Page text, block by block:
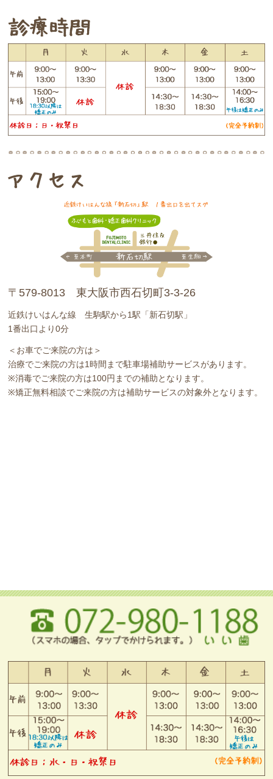
〒579-8013 東大阪市西石切町3-3-26
近鉄けいはんな線 生駒駅から1駅「新石切駅」
1番出口より0分
＜お車でご来院の方は＞
治療でご来院の方は1時間まで駐車場補助サービスがあります。
※消毒でご来院の方は100円までの補助となります。
※矯正無料相談でご来院の方は補助サービスの対象外となります。